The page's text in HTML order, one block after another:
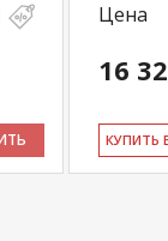
Цена
16
КУ­ПИТЬ